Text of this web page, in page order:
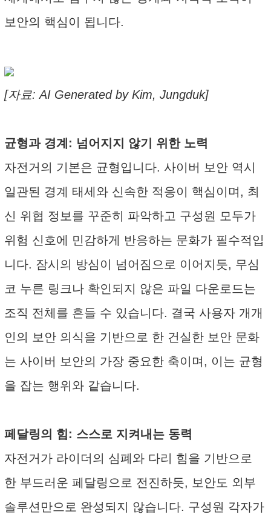
보안의 핵심이 됩니다.
[자료: AI Generated by Kim, Jungduk]
균형과 경계: 넘어지지 않기 위한 노력
자전거의 기본은 균형입니다. 사이버 보안 역시
일관된 경계 태세와 신속한 적응이 핵심이며, 최
신 위협 정보를 꾸준히 파악하고 구성원 모두가
위험 신호에 민감하게 반응하는 문화가 필수적입
니다. 잠시의 방심이 넘어짐으로 이어지듯, 무심
코 누른 링크나 확인되지 않은 파일 다운로드는
조직 전체를 흔들 수 있습니다. 결국 사용자 개개
인의 보안 의식을 기반으로 한 건실한 보안 문화
는 사이버 보안의 가장 중요한 축이며, 이는 균형
을 잡는 행위와 같습니다.
페달링의 힘: 스스로 지켜내는 동력
자전거가 라이더의 심폐와 다리 힘을 기반으로
한 부드러운 페달링으로 전진하듯, 보안도 외부
솔루션만으로 완성되지 않습니다. 구성원 각자가